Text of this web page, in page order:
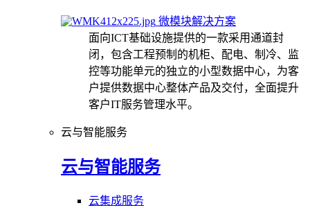
微模块解决方案
面向ICT基础设施提供的一款采用通道封
闭，包含工程预制的机柜、配电、制冷、监
控等功能单元的独立的小型数据中心，为客
户提供数据中心整体产品及交付，全面提升
客户IT服务管理水平。
云与智能服务
云与智能服务
云集成服务